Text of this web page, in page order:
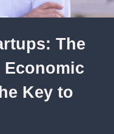
The
Economic
Key to